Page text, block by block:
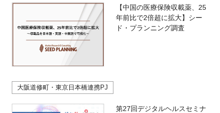
【中国の医療保険収載薬、25
年前比で2倍超に拡大】シー
ド・プランニング調査
大阪道修町・東京日本橋連携PJ
第27回デジタルヘルスセミナ